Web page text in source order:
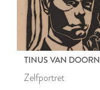
TINUS VAN DOORN
Zelfportret